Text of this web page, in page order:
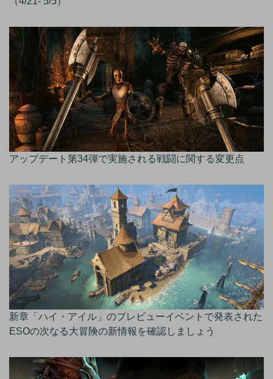
アップデート第34弾で実施される戦闘に関する変更点
新章「ハイ・アイル」のプレビューイベントで発表された
ESOの次なる大冒険の新情報を確認しましょう